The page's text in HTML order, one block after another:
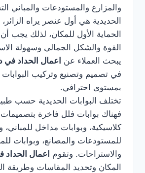
والمزارع والمستودعات والمباني
الحديدية هي أول عنصر يراه
الحماية الأول للمكان، لذلك يجب
القوة والشكل الجمالي وسهولة
يبحث العملاء عن اعمال الحداد في
في تصميم وتصنيع وتركيب البوابات
بمستوى احترافي.
تختلف البوابات الحديدية حسب
فهناك بوابات فلل فاخرة
كلاسيكية، وبوابات مداخل للمباني،
للمستودعات والمصانع، وبوابات
والاستراحات. وتقوم اعمال
المكان وتحديد المقاسات وطريقة